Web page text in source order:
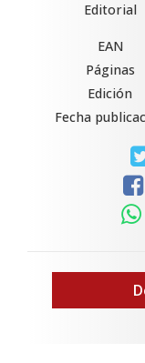
Editorial
EAN
Páginas
Edición
Fecha